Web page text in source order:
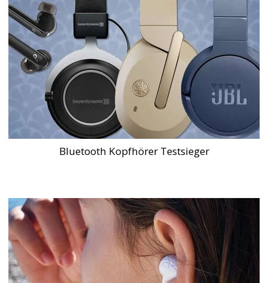
Bluetooth Kopfhörer Testsieger